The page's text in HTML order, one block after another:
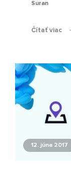
Suran
Čítať viac
12. júna 2017